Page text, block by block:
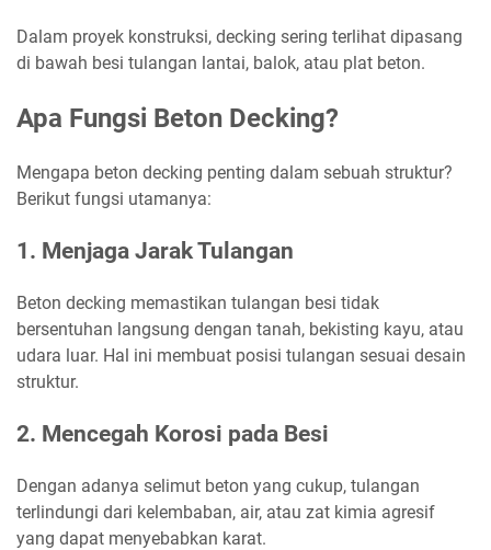
Dalam proyek konstruksi, decking sering terlihat dipasang
di bawah besi tulangan lantai, balok, atau plat beton.
Apa Fungsi Beton Decking?
Mengapa beton decking penting dalam sebuah struktur?
Berikut fungsi utamanya:
1. Menjaga Jarak Tulangan
Beton decking memastikan tulangan besi tidak
bersentuhan langsung dengan tanah, bekisting kayu, atau
udara luar. Hal ini membuat posisi tulangan sesuai desain
struktur.
2. Mencegah Korosi pada Besi
Dengan adanya selimut beton yang cukup, tulangan
terlindungi dari kelembaban, air, atau zat kimia agresif
yang dapat menyebabkan karat.